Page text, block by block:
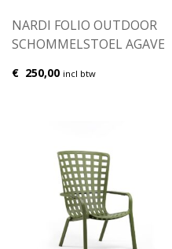
NARDI FOLIO OUTDOOR
SCHOMMELSTOEL AGAVE
€ 250,00 incl btw